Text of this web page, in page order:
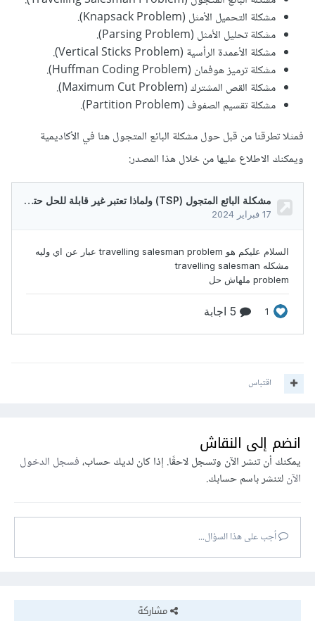
مشكلة التحميل الأمثل (Knapsack Problem).
مشكلة تحليل الأمثل (Parsing Problem).
مشكلة الأعمدة الرأسية (Vertical Sticks Problem).
مشكلة ترميز هوفمان (Huffman Coding Problem).
مشكلة القص المشترك (Maximum Cut Problem).
مشكلة تقسيم الصفوف (Partition Problem).
فمثلا تطرقنا من قبل حول مشكلة البائع المتجول هنا في الأكاديمية
ويمكنك الاطلاع عليها من خلال هذا المصدر:
اقتباس
انضم إلى النقاش
يمكنك أن تنشر الآن وتسجل لاحقًا. إذا كان لديك حساب،فسجل الدخول
الآنلتنشر باسم حسابك.
أجب على هذا السؤال...
مشاركة